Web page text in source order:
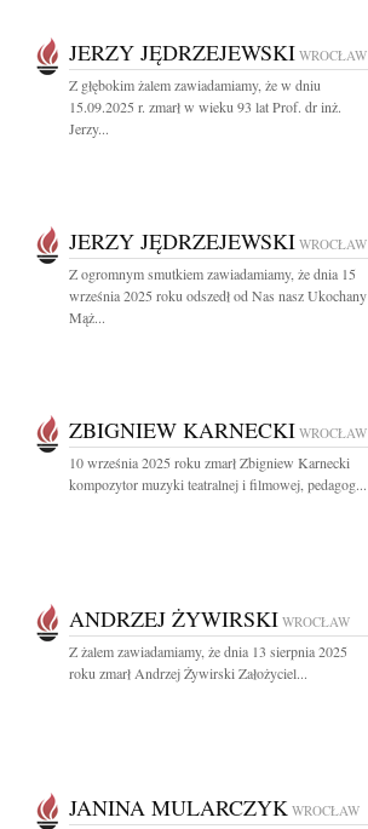
JERZY JĘDRZEJEWSKI WROCŁAW
Z głębokim żalem zawiadamiamy, że w dniu
15.09.2025 r. zmarł w wieku 93 lat Prof. dr inż.
Jerzy...
JERZY JĘDRZEJEWSKI WROCŁAW
Z ogromnym smutkiem zawiadamiamy, że dnia 15
września 2025 roku odszedł od Nas nasz Ukochany
Mąż...
ZBIGNIEW KARNECKI WROCŁAW
10 września 2025 roku zmarł Zbigniew Karnecki
kompozytor muzyki teatralnej i filmowej, pedagog...
ANDRZEJ ŻYWIRSKI WROCŁAW
Z żalem zawiadamiamy, że dnia 13 sierpnia 2025
roku zmarł Andrzej Żywirski Założyciel...
JANINA MULARCZYK WROCŁAW